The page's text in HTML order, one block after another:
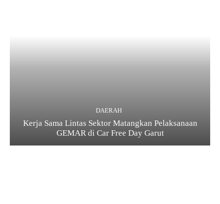
DAERAH
Kerja Sama Lintas Sektor Matangkan Pelaksanaan
GEMAR di Car Free Day Garut